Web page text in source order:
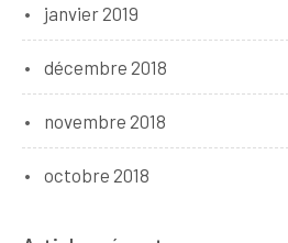
janvier 2019
décembre 2018
novembre 2018
octobre 2018